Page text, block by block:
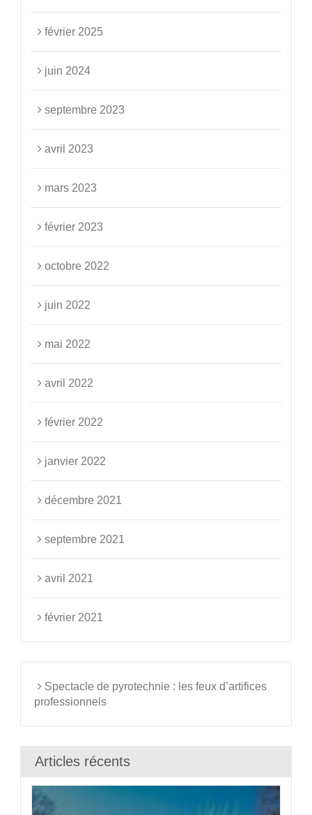
février 2025
juin 2024
septembre 2023
avril 2023
mars 2023
février 2023
octobre 2022
juin 2022
mai 2022
avril 2022
février 2022
janvier 2022
décembre 2021
septembre 2021
avril 2021
février 2021
Spectacle de pyrotechnie : les feux d’artifices
professionnels
Articles récents